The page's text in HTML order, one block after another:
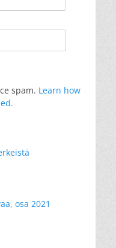
spam. Learn how
osa 2021